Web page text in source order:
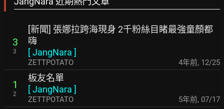
3
3
[新聞] 張娜拉跨海現身 2千粉絲目睹最強童顏都
嗨
[JangNara ]
ZETTPOTATO 4年前, 12/25
1
2
板友名單
[JangNara ]
ZETTPOTATO 5年前, 07/17